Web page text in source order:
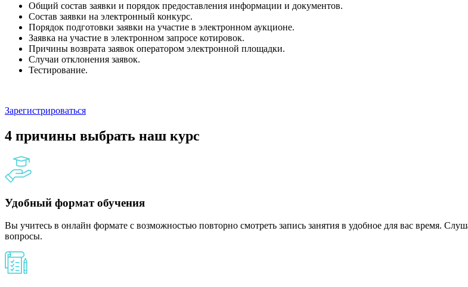
Общий состав заявки и порядок предоставления информации и документов.
Состав заявки на электронный конкурс.
Порядок подготовки заявки на участие в электронном аукционе.
Заявка на участие в электронном запросе котировок.
Причины возврата заявок оператором электронной площадки.
Случаи отклонения заявок.
Тестирование.
Зарегистрироваться
4 причины выбрать наш курс
Удобный формат обучения
Вы учитесь в онлайн формате с возможностью повторно смотреть запись занятия в удобное для вас время.
вопросы.